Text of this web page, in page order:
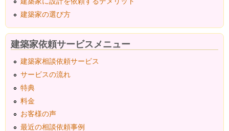
建築家の選び方
建築家依頼サービスメニュー
建築家相談依頼サービス
サービスの流れ
特典
料金
お客様の声
最近の相談依頼事例